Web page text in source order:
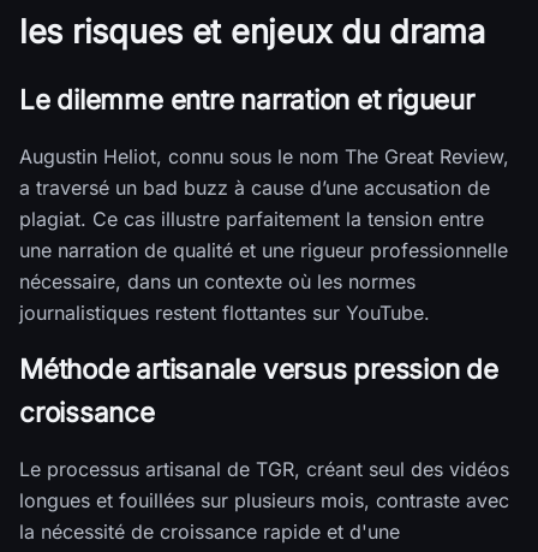
les risques et enjeux du drama
Le dilemme entre narration et rigueur
Augustin Heliot, connu sous le nom The Great Review,
a traversé un bad buzz à cause d’une accusation de
plagiat. Ce cas illustre parfaitement la tension entre
une narration de qualité et une rigueur professionnelle
nécessaire, dans un contexte où les normes
journalistiques restent flottantes sur YouTube.
Méthode artisanale versus pression de
croissance
Le processus artisanal de TGR, créant seul des vidéos
longues et fouillées sur plusieurs mois, contraste avec
la nécessité de croissance rapide et d'une